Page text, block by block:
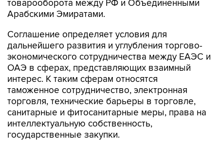
Соглашение определяет условия для
экономического сотрудничества между ЕАЭС и
ОАЭ в сферах, представляющих взаимный
интерес. К таким сферам относятся
таможенное сотрудничество, электронная
торговля, технические барьеры в торговле,
санитарные и фитосанитарные меры, права на
интеллектуальную собственность,
государственные закупки.
Также соглашение предусматривает